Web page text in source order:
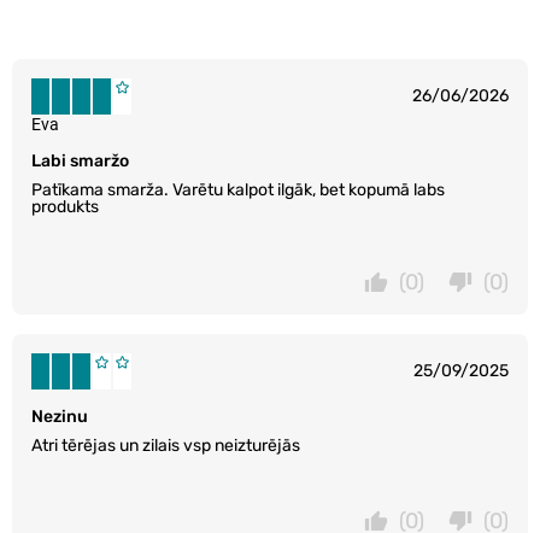
26/06/2026
Labi smaržo
Patīkama smarža. Varētu kalpot ilgāk, bet kopumā labs
produkts
Eva
(0)
(0)
25/09/2025
Nezinu
Atri tērējas un zilais vsp neizturējās
(0)
(0)